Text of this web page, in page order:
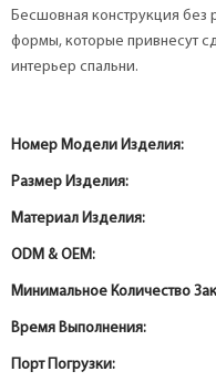
Бесшовная конструкция без
формы, которые привнесут
интерьер спальни.
Номер Модели Изделия:
Размер Изделия:
Материал Изделия:
ODM & OEM:
Минимальное Количество
Время Выполнения:
Порт Погрузки: